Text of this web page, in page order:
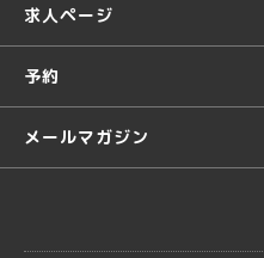
求人ページ
予約
メールマガジン